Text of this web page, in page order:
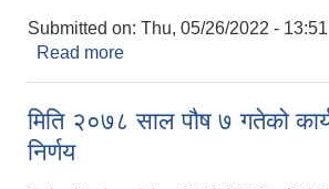
Submitted on: Thu, 05/26/2022 - 13:51
Read more
मिति २०७८ साल पौष ७ गतेको
निर्णय